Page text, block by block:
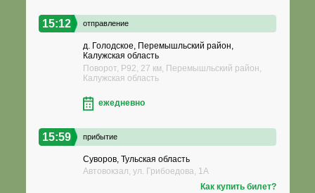
15:12 отправление
д. Голодское, Перемышльский район,
Калужская область
Поворот, Р92, 27 км, Перемышльский район,
Калужская область
ежедневно
15:59 прибытие
Суворов, Тульская область
Автовокзал, ул. Грибоедова, 1А
Как купить билет?